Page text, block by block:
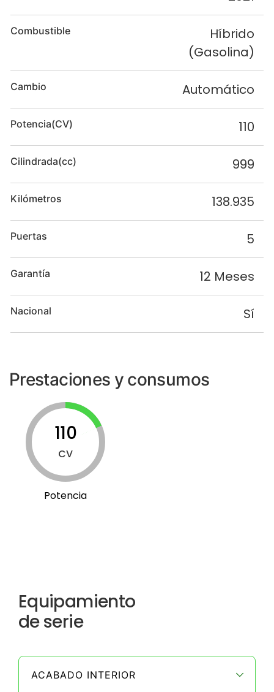
Combustible
Híbrido
(Gasolina)
Cambio Automático
Potencia(CV) 110
Cilindrada(cc) 999
Kilómetros 138.935
Puertas 5
Garantía 12 Meses
Nacional Sí
Prestaciones y consumos
110
CV
Potencia
Equipamiento
de serie
ACABADO INTERIOR